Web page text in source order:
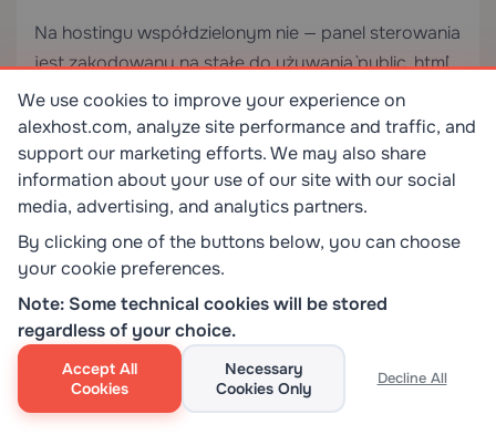
Na hostingu współdzielonym nie — panel sterowania
jest zakodowany na stałe do używania `public_html`
jako katalogu głównego dokumentów. Na
samodzielnie zarządzanym VPS lub serwerze
dedykowanym możesz nadać katalogowi
głównemu dokumentów dowolną nazwę, pod
warunkiem że zaktualizujesz konfigurację serwera
WWW (`DocumentRoot` w Apache, `root` w Nginx),
aby pasowała.
Dlaczego otrzymuję błąd 403 Forbidden, mimo że
moje pliki są w `public_html`?
Najczęstsze przyczyny to nieprawidłowe
We use cookies to improve your experience on
alexhost.com, analyze site performance and traffic, and
support our marketing efforts. We may also share
information about your use of our site with our social
media, advertising, and analytics partners.
By clicking one of the buttons below, you can choose
your cookie preferences.
Note: Some technical cookies will be stored
regardless of your choice.
Accept All
Cookies
Necessary
Cookies Only
Decline All